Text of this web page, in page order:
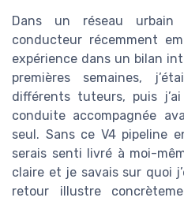
Dans un réseau
conducteur récemment
expérience dans un bilan
premières semaines,
différents tuteurs, puis
conduite accompagnée
seul. Sans ce V4 pipeline
serais senti livré à moi-
claire et je savais sur quoi
retour illustre